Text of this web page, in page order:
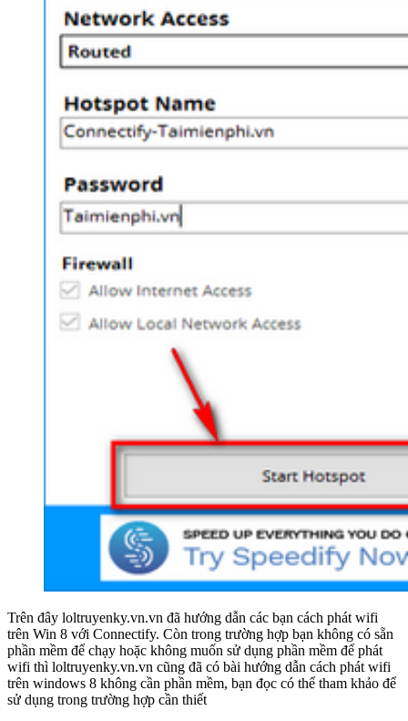
Trên đây loltruyenky.vn.vn đã hướng dẫn các bạn cách phát wifi
trên Win 8 với Connectify. Còn trong trường hợp bạn không có sẵn
phần mềm để chạy hoặc không muốn sử dụng phần mềm để phát
wifi thì loltruyenky.vn.vn cũng đã có bài hướng dẫn cách phát wifi
trên windows 8 không cần phần mềm, bạn đọc có thể tham khảo để
sử dụng trong trường hợp cần thiết